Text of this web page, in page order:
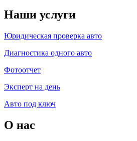
Наши услуги
Юридическая проверка авто
Диагностика одного авто
Фотоотчет
Эксперт на день
Авто под ключ
О нас